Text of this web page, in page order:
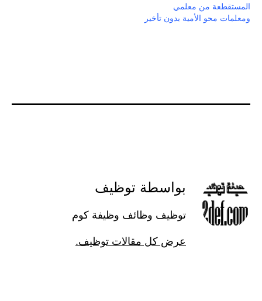
المستقطعة من معلمي
ومعلمات محو الأمية بدون تأخير
بواسطة توظيف
توظيف وظائف وظيفة كوم
عرض كل مقالات توظيف.